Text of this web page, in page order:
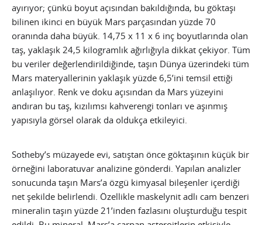
ayırıyor; çünkü boyut açısından bakıldığında, bu göktaşı
bilinen ikinci en büyük Mars parçasından yüzde 70
oranında daha büyük. 14,75 x 11 x 6 inç boyutlarında olan
taş, yaklaşık 24,5 kilogramlık ağırlığıyla dikkat çekiyor. Tüm
bu veriler değerlendirildiğinde, taşın Dünya üzerindeki tüm
Mars materyallerinin yaklaşık yüzde 6,5’ini temsil ettiği
anlaşılıyor. Renk ve doku açısından da Mars yüzeyini
andıran bu taş, kızılımsı kahverengi tonları ve aşınmış
yapısıyla görsel olarak da oldukça etkileyici.
Sotheby’s müzayede evi, satıştan önce göktaşının küçük bir
örneğini laboratuvar analizine gönderdi. Yapılan analizler
sonucunda taşın Mars’a özgü kimyasal bileşenler içerdiği
net şekilde belirlendi. Özellikle maskelynit adlı cam benzeri
mineralin taşın yüzde 21’inden fazlasını oluşturduğu tespit